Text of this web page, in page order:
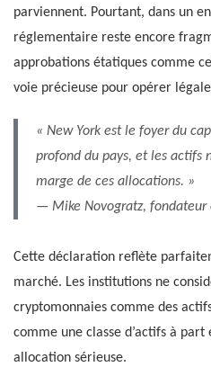
parviennent. Pourtant, dans un
réglementaire reste encore
approbations étatiques comme
voie précieuse pour opérer
« New York est le foyer du
profond du pays, et les actifs
marge de ces allocations. »
— Mike Novogratz, fondateur
Cette déclaration reflète
marché. Les institutions ne
cryptomonnaies comme des
comme une classe d’actifs à
allocation sérieuse.